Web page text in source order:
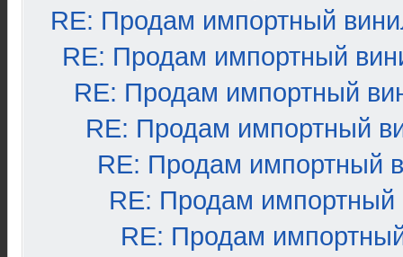
RE: Продам импортный
RE: Продам импортный
RE: Продам импортный
RE: Продам импортный
RE: Продам импортный
RE: Продам импортный
RE: Продам